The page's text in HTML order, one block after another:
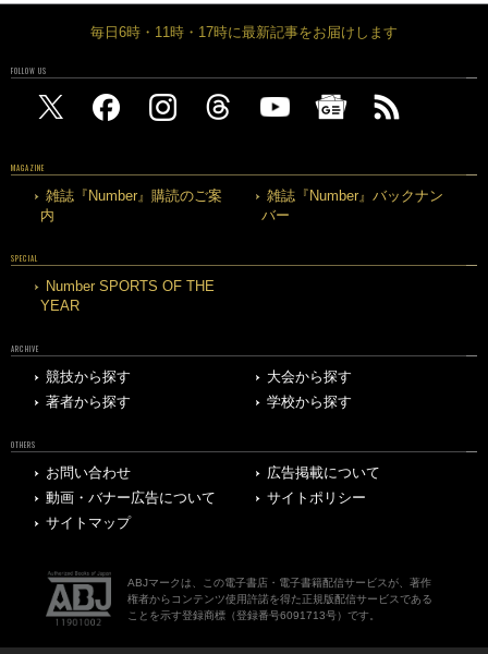
毎日6時・11時・17時に最新記事をお届けします
FOLLOW US
MAGAZINE
雑誌『Number』購読のご案
内
雑誌『Number』バックナン
バー
SPECIAL
Number SPORTS OF THE
YEAR
ARCHIVE
競技から探す
大会から探す
著者から探す
学校から探す
OTHERS
お問い合わせ
広告掲載について
動画・バナー広告について
サイトポリシー
サイトマップ
ABJマークは、この電子書店・電子書籍配信サービスが、著作
権者からコンテンツ使用許諾を得た正規版配信サービスである
ことを示す登録商標（登録番号6091713号）です。